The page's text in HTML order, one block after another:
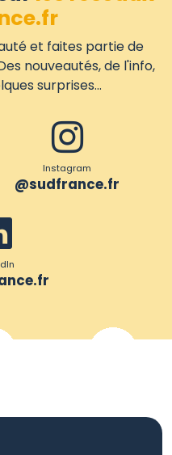
et faites partie de
nouveautés, de l'info,
surprises...
Instagram
@sudfrance.fr